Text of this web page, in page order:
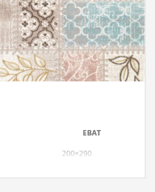
EBAT
200×290